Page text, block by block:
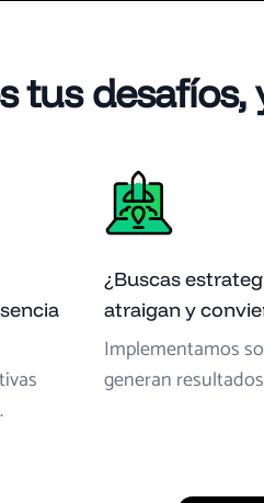
tus desafíos,
¿Buscas
atraigan y
Implementamos
generan